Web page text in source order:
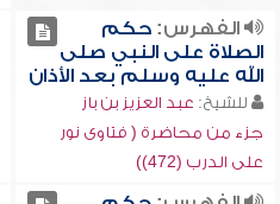
الفهرس:حكم
الصلاة على النبي صلى
الله عليه وسلم بعد الأذان
للشيخ: عبد العزيز بن باز
جزء من محاضرة ( فتاوى نور
على الدرب (472))